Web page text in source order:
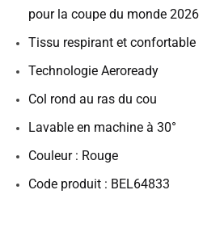
pour la coupe du monde 2026
Tissu respirant et confortable
Technologie Aeroready
Col rond au ras du cou
Lavable en machine à 30°
Couleur : Rouge
Code produit : BEL64833